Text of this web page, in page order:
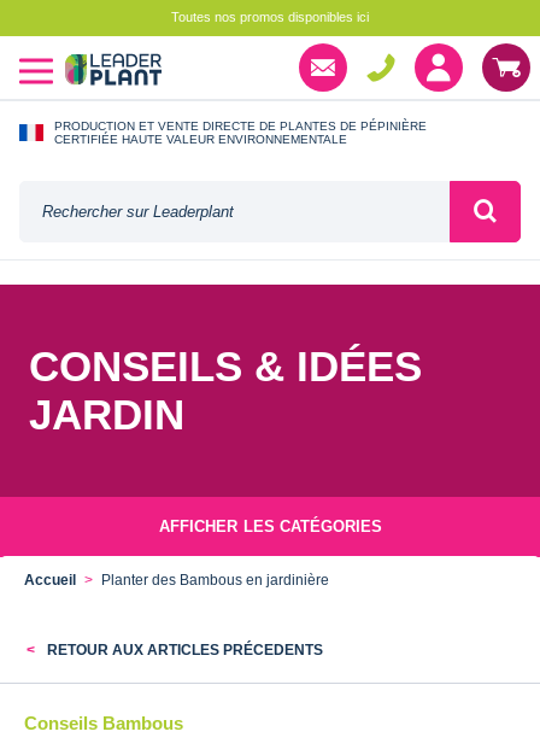
Toutes nos promos disponibles ici
PRODUCTION ET VENTE DIRECTE DE PLANTES DE PÉPINIÈRE
CERTIFIÉE HAUTE VALEUR ENVIRONNEMENTALE
CONSEILS & IDÉES
JARDIN
AFFICHER LES CATÉGORIES
Accueil Planter des Bambous en jardinière
RETOUR AUX ARTICLES PRÉCEDENTS
Conseils Bambous